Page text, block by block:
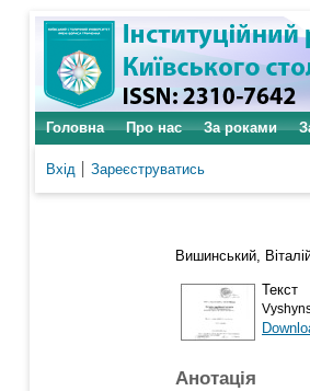
Головна Про нас За роками
Вхід Зареєструватись
Вишинський,
Текст
Анотація